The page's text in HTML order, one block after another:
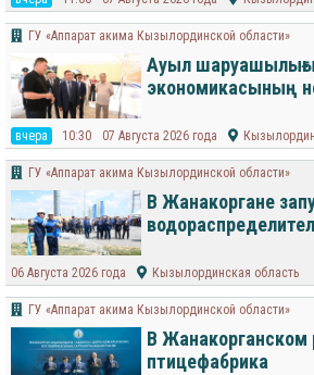
ГУ «Аппарат акима Кызылординской области»
Ауыл
экономикасының
вчера 10:30 07 Августа 2026 года
ГУ «Аппарат акима Кызылординской области»
В Жанакоргане
06 Августа 2026 года Кызылординская область
ГУ «Аппарат акима Кызылординской области»
В Жанакорганском
птицефабрика